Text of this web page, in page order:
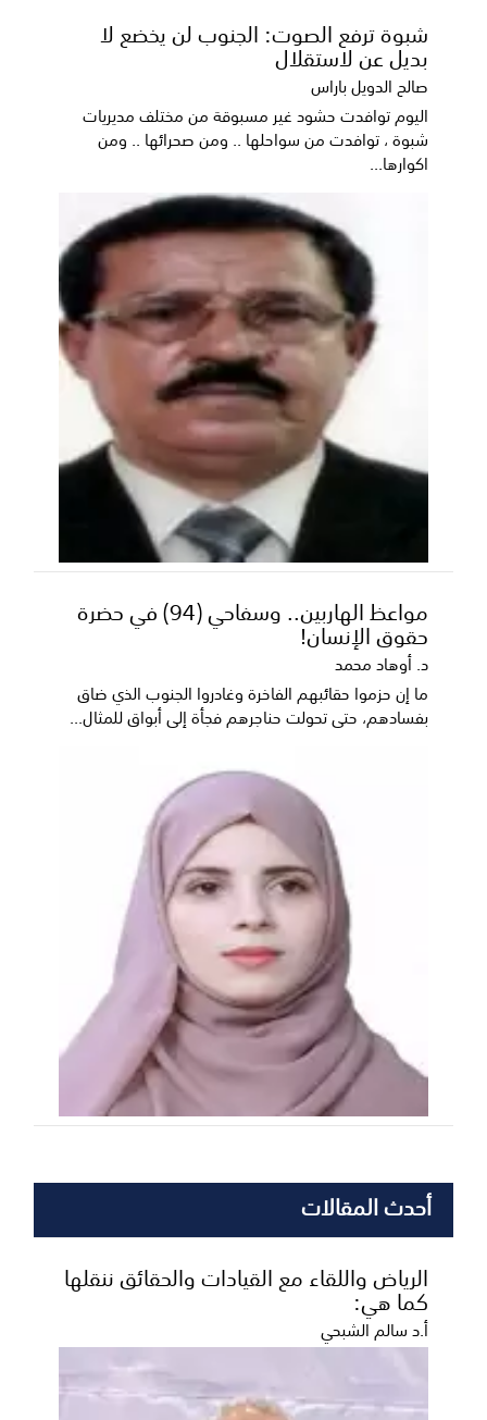
شبوة ترفع الصوت: الجنوب لن يخضع لا
بديل عن لاستقلال
صالح الدويل باراس
اليوم توافدت حشود غير مسبوقة من مختلف مديريات
شبوة ، توافدت من سواحلها .. ومن صحرائها .. ومن
اكوارها...
مواعظ الهاربين.. وسفاحي (94) في حضرة
حقوق الإنسان!
د. أوهاد محمد
ما إن حزموا حقائبهم الفاخرة وغادروا الجنوب الذي ضاق
بفسادهم، حتى تحولت حناجرهم فجأة إلى أبواق للمثال...
أحدث المقالات
الرياض واللقاء مع القيادات والحقائق ننقلها
كما هي:
أ.د سالم الشبحي